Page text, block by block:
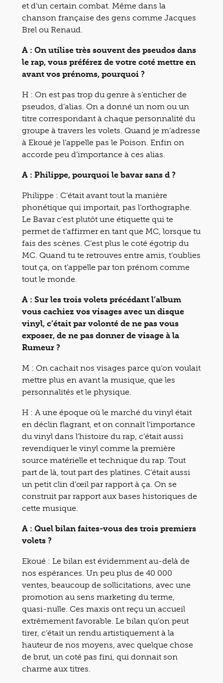
et d’un certain combat. Même dans la
chanson française des gens comme Jacques
Brel ou Renaud.
A : On utilise très souvent des pseudos dans
le rap, vous préférez de votre coté mettre en
avant vos prénoms, pourquoi ?
H : On est pas trop du genre à s’enticher de
pseudos, d’alias. On a donné un nom ou un
titre correspondant à chaque personnalité du
groupe à travers les volets. Quand je m’adresse
à Ekoué je l’appelle pas le Poison. Enfin on
accorde peu d’importance à ces alias.
A : Philippe, pourquoi le bavar sans d ?
Philippe : C’était avant tout la manière
phonétique qui importait, pas l’orthographe.
Le Bavar c’est plutôt une étiquette qui te
permet de t’affirmer en tant que MC, lorsque tu
fais des scènes. C’est plus le coté égotrip du
MC. Quand tu te retrouves entre amis, t’oublies
tout ça, on t’appelle par ton prénom comme
tout le monde.
A : Sur les trois volets précédant l’album
vous cachiez vos visages avec un disque
vinyl, c’était par volonté de ne pas vous
exposer, de ne pas donner de visage à la
Rumeur ?
M : On cachait nos visages parce qu’on voulait
mettre plus en avant la musique, que les
personnalités et le physique.
H : A une époque où le marché du vinyl était
en déclin flagrant, et on connaît l’importance
du vinyl dans l’histoire du rap, c’était aussi
revendiquer le vinyl comme la première
source matérielle et technique du rap. Tout
part de là, tout part des platines. C’était aussi
un petit clin d’œil par rapport à ça. On se
construit par rapport aux bases historiques de
cette musique.
A : Quel bilan faites-vous des trois premiers
volets ?
Ekoué : Le bilan est évidemment au-delà de
nos espérances. Un peu plus de 40 000
ventes, beaucoup de sollicitations, avec une
promotion au sens marketing du terme,
quasi-nulle. Ces maxis ont reçu un accueil
extrêmement favorable. Le bilan qu’on peut
tirer, c’était un rendu artistiquement à la
hauteur de nos moyens, avec quelque chose
de brut, un coté pas fini, qui donnait son
charme aux titres.